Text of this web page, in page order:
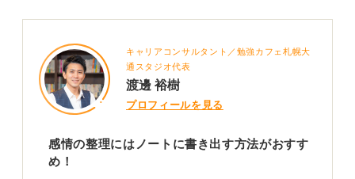
キャリアコンサルタント／勉強カフェ札幌大
通スタジオ代表
渡邊 裕樹
プロフィールを見る
感情の整理にはノートに書き出す方法がおすす
め！